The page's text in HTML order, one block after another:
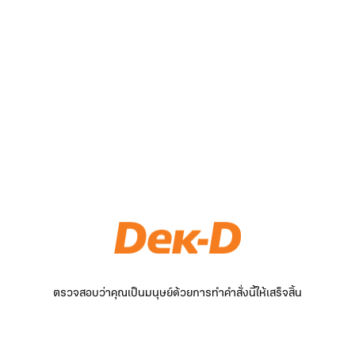
ตรวจสอบว่าคุณเป็นมนุษย์ด้วยการทำคำสั่งนี้ให้เสร็จสิ้น